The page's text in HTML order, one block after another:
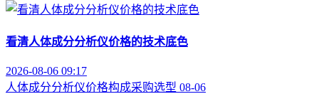
看清人体成分分析仪价格的技术底色
2026-08-06 09:17
人体成分分析仪价格构成采购选型 08-06